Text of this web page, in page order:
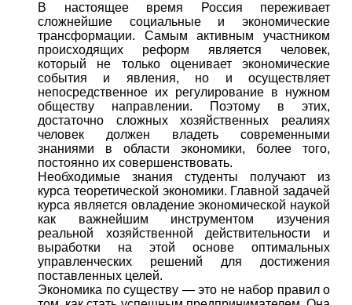
В настоящее время Россия переживает
сложнейшие социальные и экономические
трансформации. Самым активным участником
происходящих реформ является человек,
который не только оценивает экономические
события и явления, но и осуществляет
непосредственное их регулирование в нужном
обществу направлении. Поэтому в этих,
достаточно сложных хозяйственных реалиях
человек должен владеть современными
знаниями в области экономики, более того,
постоянно их совершенствовать.
Необходимые знания студенты получают из
курса теоретической экономики. Главной задачей
курса является овладение экономической наукой
как важнейшим инструментом изучения
реальной хозяйственной действительности и
выработки на этой основе оптимальных
управленческих решений для достижения
поставленных целей.
Экономика по существу — это не набор правил о